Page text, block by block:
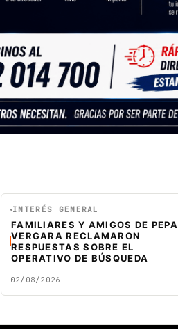
INTERÉS GENERAL
FAMILIARES Y AMIGOS DE PEPA
VERGARA RECLAMARON
RESPUESTAS SOBRE EL
OPERATIVO DE BÚSQUEDA
02/08/2026